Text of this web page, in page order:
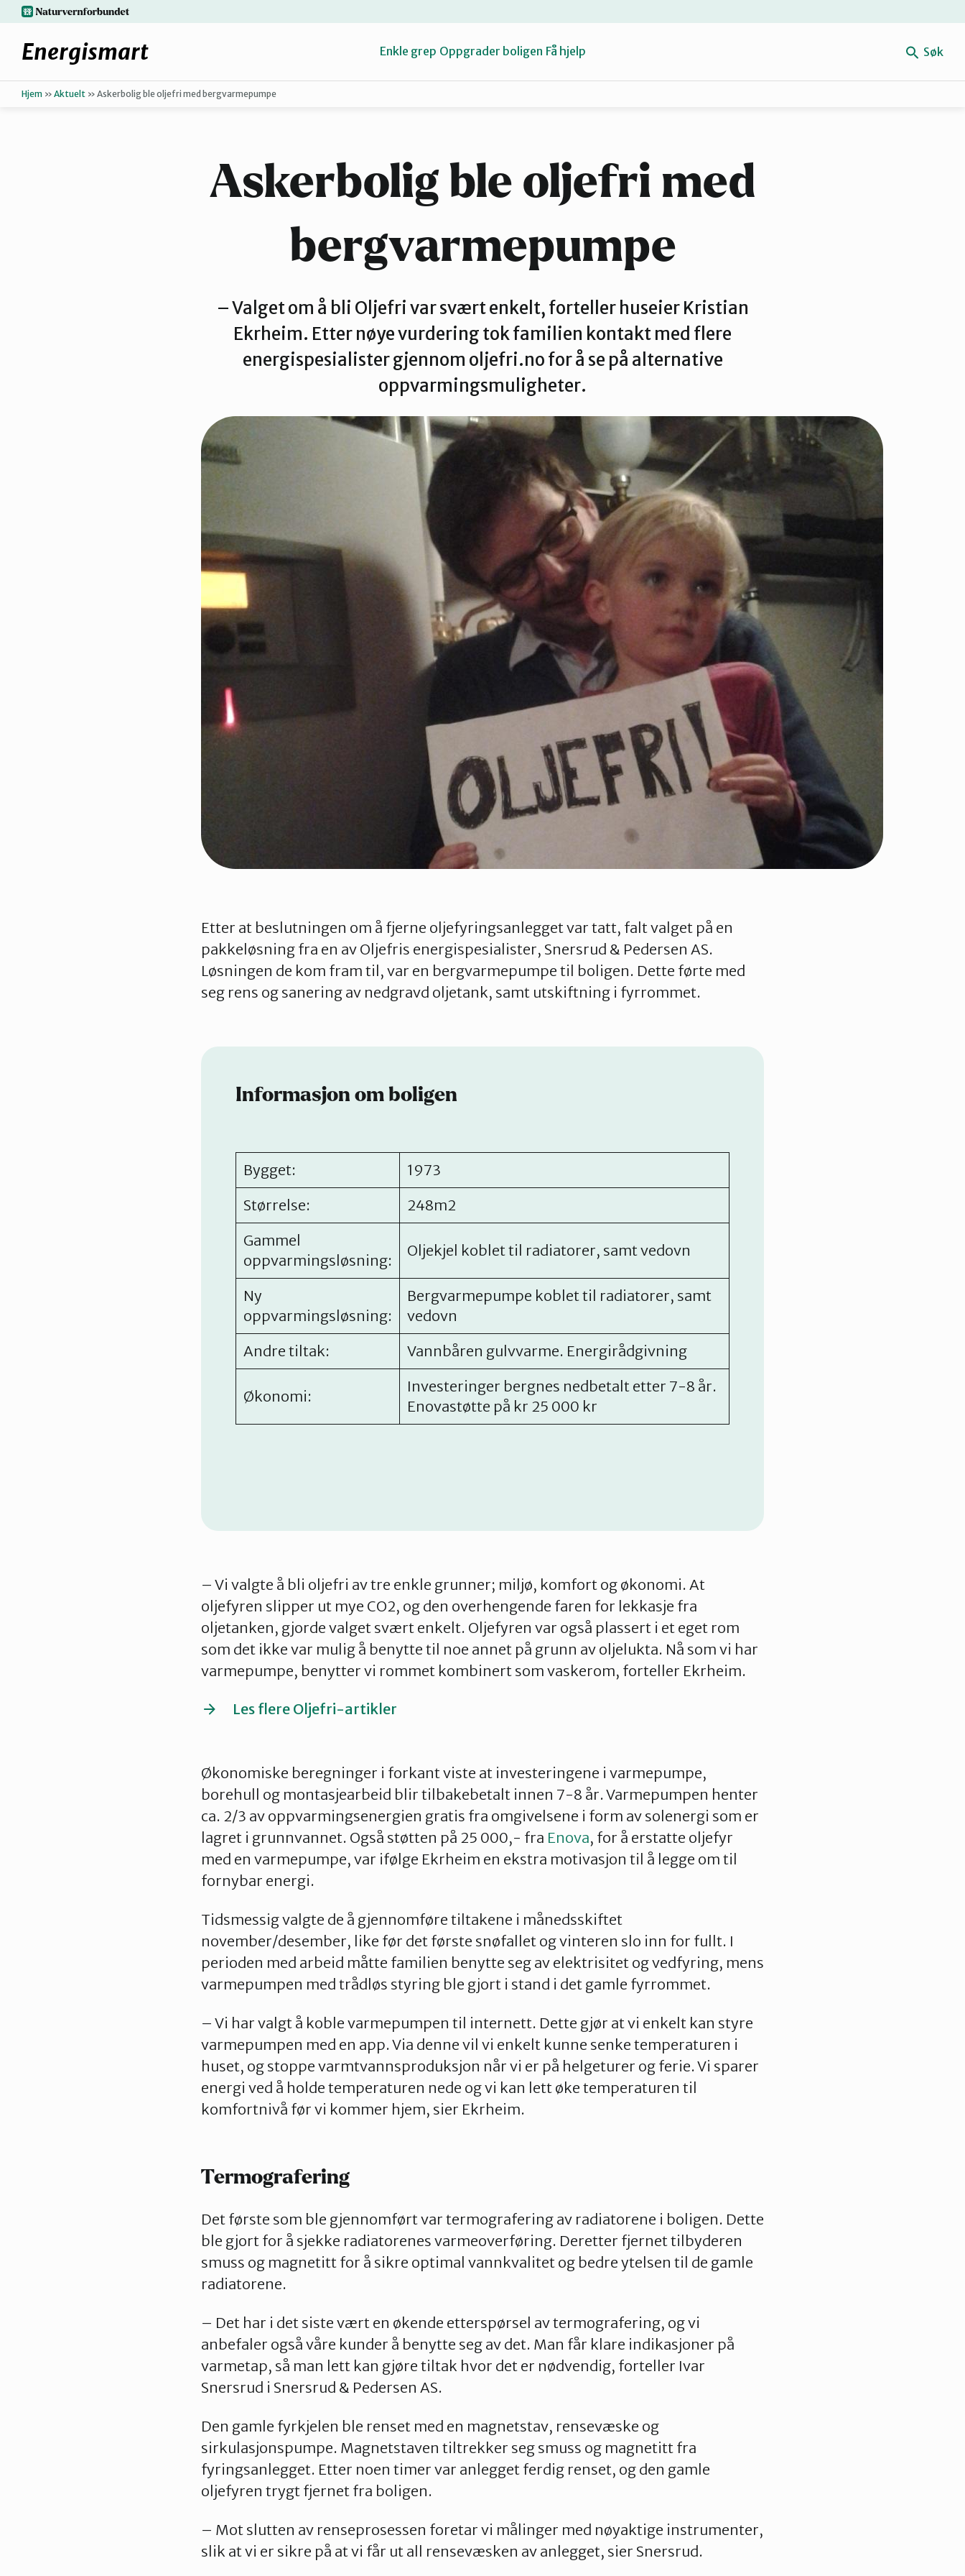
Hopp
til
hovedinnhold
Enkle grep
naturvernforbundet.no
Energismart Enkle grep Oppgrader boligen Få hjelp Søk
Hjem » Aktuelt » Askerbolig ble oljefri med bergvarmepumpe
Askerbolig ble oljefri med
bergvarmepumpe
– Valget om å bli Oljefri var svært enkelt, forteller huseier Kristian
Ekrheim. Etter nøye vurdering tok familien kontakt med flere
energispesialister gjennom oljefri.no for å se på alternative
oppvarmingsmuligheter.
Etter at beslutningen om å fjerne oljefyringsanlegget var tatt, falt valget på en
pakkeløsning fra en av Oljefris energispesialister, Snersrud & Pedersen AS.
Løsningen de kom fram til, var en bergvarmepumpe til boligen. Dette førte med
seg rens og sanering av nedgravd oljetank, samt utskiftning i fyrrommet.
Informasjon om boligen
Bygget:
1973
Størrelse:
248m2
Gammel
oppvarmingsløsning:
Oljekjel koblet til radiatorer, samt vedovn
Ny
oppvarmingsløsning:
Bergvarmepumpe koblet til radiatorer, samt
vedovn
Andre tiltak:
Vannbåren gulvvarme. Energirådgivning
Økonomi:
Investeringer bergnes nedbetalt etter 7-8 år.
Enovastøtte på kr 25 000 kr
– Vi valgte å bli oljefri av tre enkle grunner; miljø, komfort og økonomi. At
oljefyren slipper ut mye CO2, og den overhengende faren for lekkasje fra
oljetanken, gjorde valget svært enkelt. Oljefyren var også plassert i et eget rom
som det ikke var mulig å benytte til noe annet på grunn av oljelukta. Nå som vi har
varmepumpe, benytter vi rommet kombinert som vaskerom, forteller Ekrheim.
Les flere Oljefri-artikler
Økonomiske beregninger i forkant viste at investeringene i varmepumpe,
borehull og montasjearbeid blir tilbakebetalt innen 7-8 år. Varmepumpen henter
ca. 2/3 av oppvarmingsenergien gratis fra omgivelsene i form av solenergi som er
lagret i grunnvannet. Også støtten på 25 000,- fra Enova, for å erstatte oljefyr
med en varmepumpe, var ifølge Ekrheim en ekstra motivasjon til å legge om til
fornybar energi.
Tidsmessig valgte de å gjennomføre tiltakene i månedsskiftet
november/desember, like før det første snøfallet og vinteren slo inn for fullt. I
perioden med arbeid måtte familien benytte seg av elektrisitet og vedfyring, mens
varmepumpen med trådløs styring ble gjort i stand i det gamle fyrrommet.
– Vi har valgt å koble varmepumpen til internett. Dette gjør at vi enkelt kan styre
varmepumpen med en app. Via denne vil vi enkelt kunne senke temperaturen i
huset, og stoppe varmtvannsproduksjon når vi er på helgeturer og ferie. Vi sparer
energi ved å holde temperaturen nede og vi kan lett øke temperaturen til
komfortnivå før vi kommer hjem, sier Ekrheim.
Termografering
Det første som ble gjennomført var termografering av radiatorene i boligen. Dette
ble gjort for å sjekke radiatorenes varmeoverføring. Deretter fjernet tilbyderen
smuss og magnetitt for å sikre optimal vannkvalitet og bedre ytelsen til de gamle
radiatorene.
– Det har i det siste vært en økende etterspørsel av termografering, og vi
anbefaler også våre kunder å benytte seg av det. Man får klare indikasjoner på
varmetap, så man lett kan gjøre tiltak hvor det er nødvendig, forteller Ivar
Snersrud i Snersrud & Pedersen AS.
Den gamle fyrkjelen ble renset med en magnetstav, rensevæske og
sirkulasjonspumpe. Magnetstaven tiltrekker seg smuss og magnetitt fra
fyringsanlegget. Etter noen timer var anlegget ferdig renset, og den gamle
oljefyren trygt fjernet fra boligen.
– Mot slutten av renseprosessen foretar vi målinger med nøyaktige instrumenter,
slik at vi er sikre på at vi får ut all rensevæsken av anlegget, sier Snersrud.